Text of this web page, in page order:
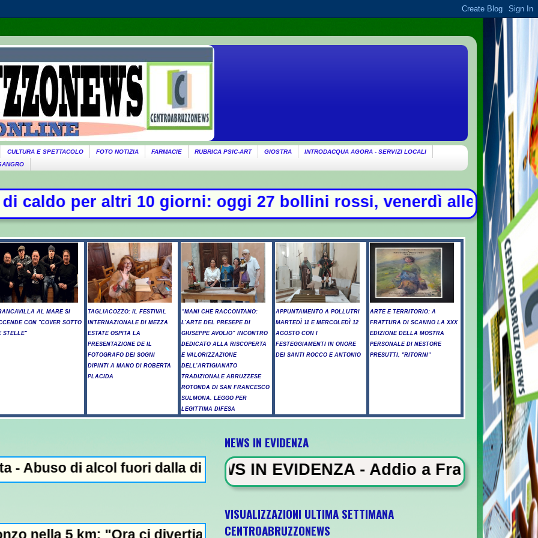
CULTURA E SPETTACOLO FOTO NOTIZIA FARMACIE RUBRICA PSIC-ART GIOSTRA
INTRODACQUA AGORA - SERVIZI LOCALI
giorni: oggi 27 bollini rossi, venerdì allerta in 21 città - Addio a
AL MARE SI
CON "COVER SOTTO
STELLE"
TAGLIACOZZO: IL FESTIVAL
INTERNAZIONALE DI MEZZA
ESTATE OSPITA LA
PRESENTAZIONE DE IL
FOTOGRAFO DEI SOGNI
DIPINTI A MANO DI ROBERTA
PLACIDA
“MANI CHE RACCONTANO:
L’ARTE DEL PRESEPE DI
GIUSEPPE AVOLIO” INCONTRO
DEDICATO ALLA RISCOPERTA
E VALORIZZAZIONE
DELL’ARTIGIANATO
TRADIZIONALE ABRUZZESE
ROTONDA DI SAN FRANCESCO
SULMONA. LEGGO PER
LEGITTIMA DIFESA
APPUNTAMENTO A POLLUTRI
MARTEDÌ 11 E MERCOLEDÌ 12
AGOSTO CON I
FESTEGGIAMENTI IN ONORE
DEI SANTI ROCCO E ANTONIO
ARTE E TERRITORIO: A
FRATTURA DI SCANNO LA XXX
EDIZIONE DELLA MOSTRA
PERSONALE DI NESTORE
PRESUTTI, "RITORNI"
fuori dalla discoteca, minorenni intossicati a Pescara - Il vento riaccende il
"Ora ci divertiamo in staffetta"- L'Italia U21 il 5 ottobre a Pescara l'ultima gara
NEWS IN EVIDENZA
NEWS IN EVIDENZA - Addio a Francesco Guccini, il
VISUALIZZAZIONI ULTIMA SETTIMANA
CENTROABRUZZONEWS